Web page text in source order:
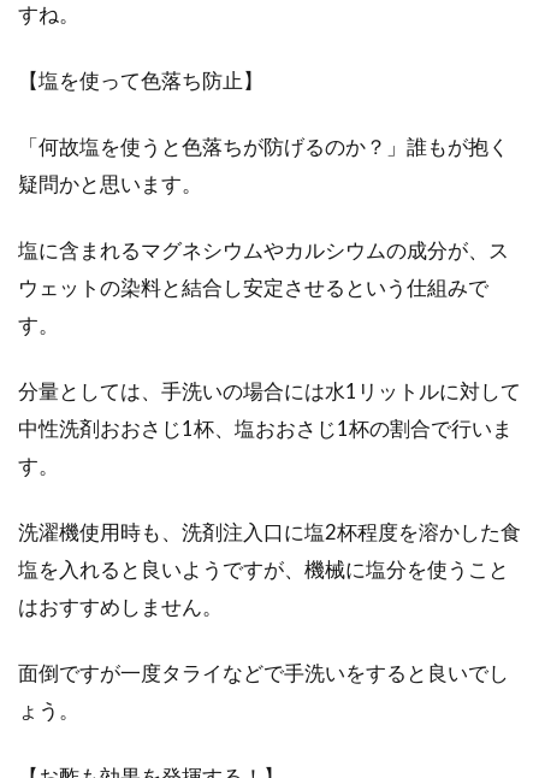
すね。
【塩を使って色落ち防止】
「何故塩を使うと色落ちが防げるのか？」誰もが抱く
疑問かと思います。
塩に含まれるマグネシウムやカルシウムの成分が、ス
ウェットの染料と結合し安定させるという仕組みで
す。
分量としては、手洗いの場合には水1リットルに対して
中性洗剤おおさじ1杯、塩おおさじ1杯の割合で行いま
す。
洗濯機使用時も、洗剤注入口に塩2杯程度を溶かした食
塩を入れると良いようですが、機械に塩分を使うこと
はおすすめしません。
面倒ですが一度タライなどで手洗いをすると良いでし
ょう。